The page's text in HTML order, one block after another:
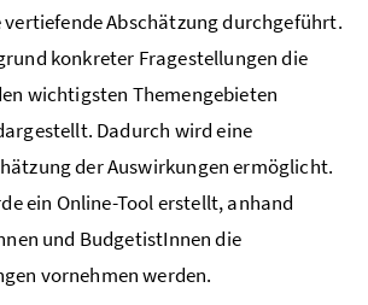
vertiefende Abschätzung durchgeführt.
konkreter Fragestellungen die
wichtigsten Themengebieten
Dadurch wird eine
der Auswirkungen ermöglicht.
ein Online-Tool erstellt, anhand
und BudgetistInnen die
vornehmen werden.